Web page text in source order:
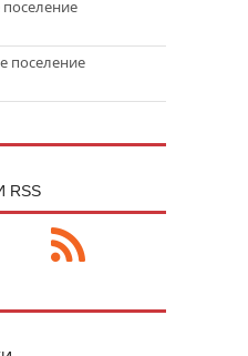
поселение
RSS